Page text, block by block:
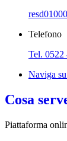
Telefono
Tel. 0522
Naviga
Cosa
Piattaforma